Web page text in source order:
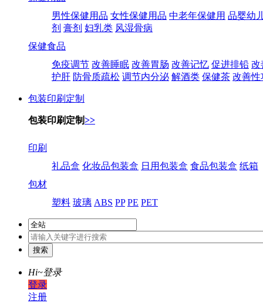
男性保健用品 女性保健用品 中老年保健用 品婴幼
剂 膏剂 妇乳类 风湿骨病
保健食品
免疫调节 改善睡眠 改善胃肠 改善记忆 促进排铅 改
护肝 防骨质疏松 调节内分泌 解酒类 保健茶 改善性
包装印刷定制
包装印刷定制>>
印刷
礼品盒 化妆品包装盒 日用包装盒 食品包装盒 纸箱
包材
塑料 玻璃 ABS PP PE PET
Hi~登录
登录
注册